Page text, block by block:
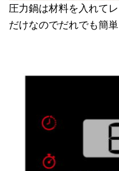
圧力鍋は材料を入れて
だけなのでだれでも簡単